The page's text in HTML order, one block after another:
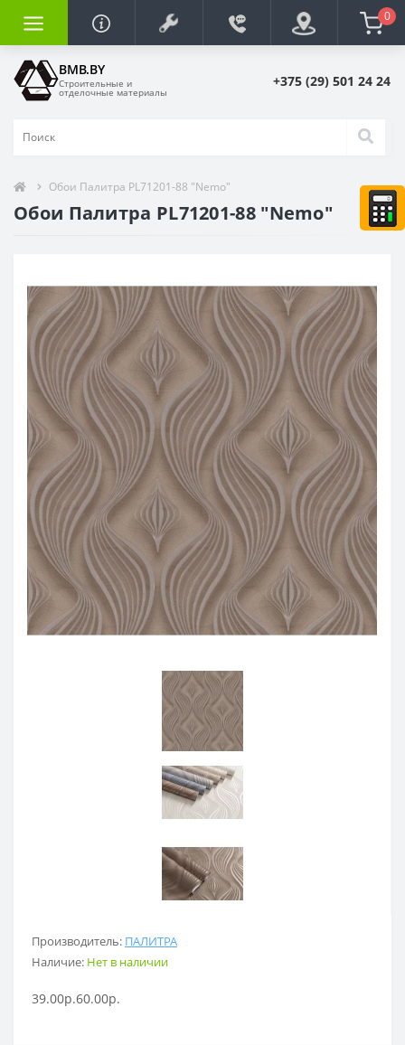
0
BMB.BY
Строительные и
отделочные материалы
+375 (29) 501 24 24
Обои Палитра PL71201-88 "Nemo"
Обои Палитра PL71201-88 "Nemo"
Производитель: ПАЛИТРА
Наличие: Нет в наличии
39.00р.60.00р.